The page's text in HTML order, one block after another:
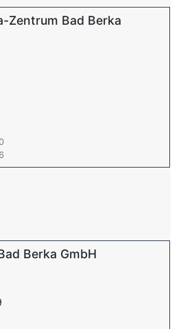
Zentrum Bad Berka
Berka GmbH